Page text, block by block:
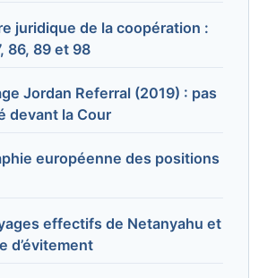
juridique de la coopération :
86, 89 et 98
Jordan Referral (2019) : pas
devant la Cour
européenne des positions
effectifs de Netanyahu et
d’évitement